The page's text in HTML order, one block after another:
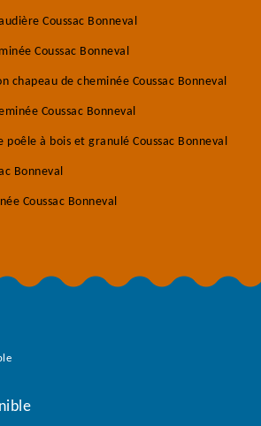
Coussac Bonneval
Coussac Bonneval
chapeau de cheminée Coussac Bonneval
Coussac Bonneval
poêle à bois et granulé Coussac Bonneval
Bonneval
Coussac Bonneval